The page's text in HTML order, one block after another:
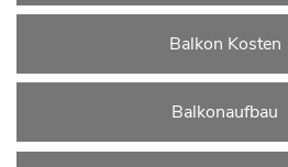
Balkon Kosten
Balkonaufbau